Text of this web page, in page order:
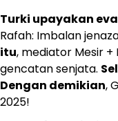
Turki upayakan
Rafah: Imbalan
itu, mediator Mesir +
gencatan senjata.
Dengan demikian,
2025!